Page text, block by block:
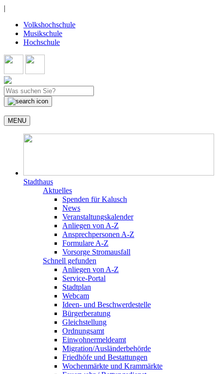
|
Volkshochschule
Musikschule
Hochschule
MENU
Stadthaus
Aktuelles
Spenden für Kalusch
News
Veranstaltungskalender
Anliegen von A-Z
Ansprechpersonen A-Z
Formulare A-Z
Vorsorge Stromausfall
Schnell gefunden
Anliegen von A-Z
Service-Portal
Stadtplan
Webcam
Ideen- und Beschwerdestelle
Bürgerberatung
Gleichstellung
Ordnungsamt
Einwohnermeldeamt
Migration/Ausländerbehörde
Friedhöfe und Bestattungen
Wochenmärkte und Krammärkte